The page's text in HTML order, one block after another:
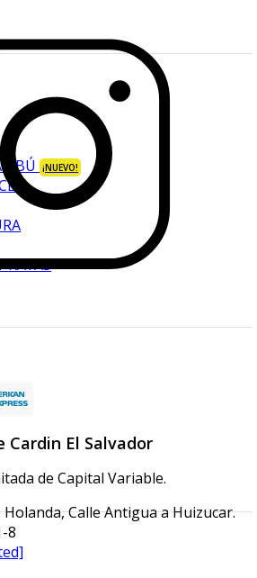
¡NUEVO!
RAYAS
Cardin El Salvador
de Capital Variable.
Calle Antigua a Huizucar.
8